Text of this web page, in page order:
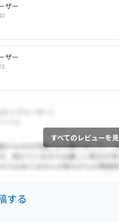
ザー
ザー
すべてのレビューを
する